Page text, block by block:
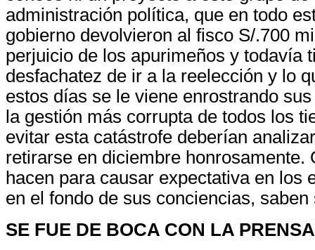
administración política, que en todo
gobierno devolvieron al fisco S/.700
perjuicio de los apurimeños y todavía
desfachatez de ir a la reelección y lo
estos días se le viene enrostrando
la gestión más corrupta de todos los
evitar esta catástrofe deberían
retirarse en diciembre honrosamente.
hacen para causar expectativa en los
en el fondo de sus conciencias,
SE FUE DE BOCA CON LA PRENSA